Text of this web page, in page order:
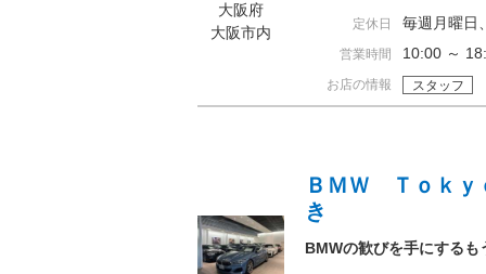
大阪府
大阪市内
定休日 毎週月曜日
営業時間 10:00 ～
お店の情報 スタッフ
ＢＭＷ Ｔｏｋ
き
BMWの歓びを手にするも